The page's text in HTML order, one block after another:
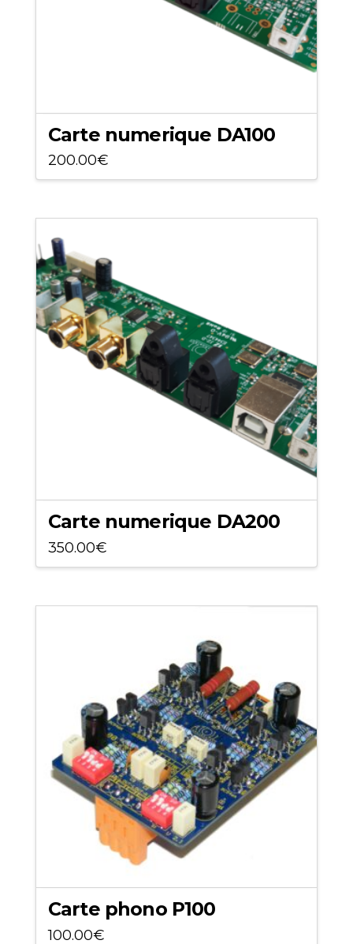
Carte numerique DA100
200.00€
Carte numerique DA200
350.00€
Carte phono P100
100.00€